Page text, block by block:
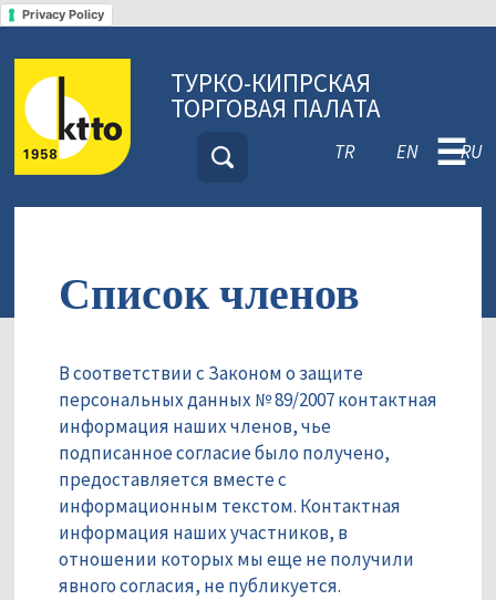
Privacy Policy
ТУРКО-КИПРСКАЯ
ТОРГОВАЯ ПАЛАТА
TR EN RU
☰
Список членов
В соответствии с Законом о защите
персональных данных № 89/2007 контактная
информация наших членов, чье
подписанное согласие было получено,
предоставляется вместе с
информационным текстом. Контактная
информация наших участников, в
отношении которых мы еще не получили
явного согласия, не публикуется.